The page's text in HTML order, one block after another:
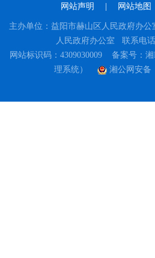
网站声明 网站地图
主办单位：益阳市赫山区人民政府办
人民政府办公室 联系电话
网站标识码：4309030009 备案号：湘
理系统）
湘公网安备